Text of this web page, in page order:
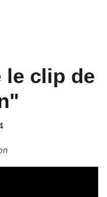
le clip de